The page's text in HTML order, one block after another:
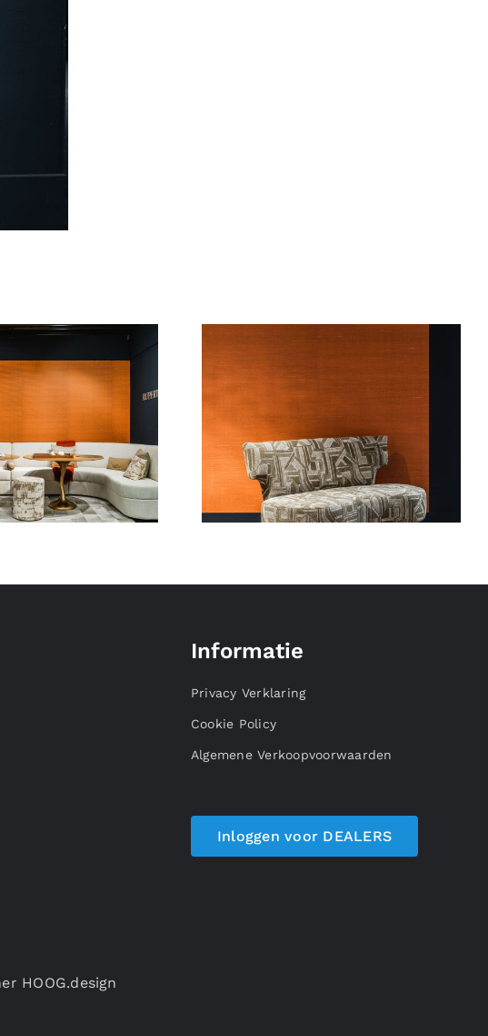
Informatie
Privacy Verklaring
Cookie Policy
Algemene Verkoopvoorwaarden
Inloggen voor DEALERS